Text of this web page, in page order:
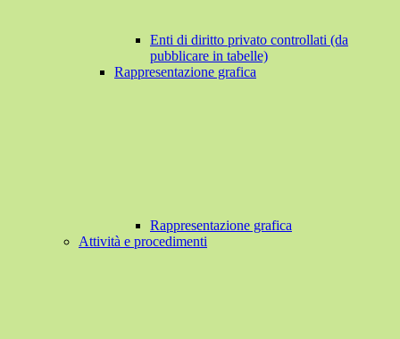
Enti di diritto privato controllati (da
pubblicare in tabelle)
Rappresentazione grafica
Rappresentazione grafica
Attività e procedimenti